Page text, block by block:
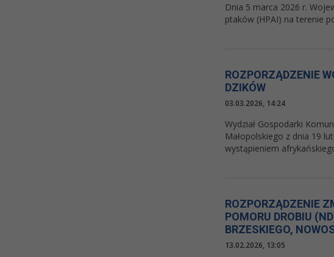
Dnia 5 marca 2026 r.
ptaków (HPAI) na terenie
ROZPORZĄDZENIE
DZIKÓW
03.03.2026, 14:24
Wydział Gospodarki
Małopolskiego z dnia 19
wystąpieniem
ROZPORZĄDZENIE
POMORU DROBIU
BRZESKIEGO,
13.02.2026, 13:05